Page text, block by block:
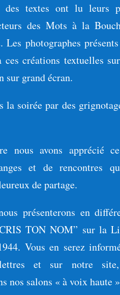
des textes ont lu leurs
des Mots à la
Les photographes
ces créations textuelles
sur grand écran.
la soirée par des
nous avons apprécié
et de rencontres
de partage.
présenterons en
TON NOM” sur la
Vous en serez
lettres et sur notre
nos salons « à voix haute